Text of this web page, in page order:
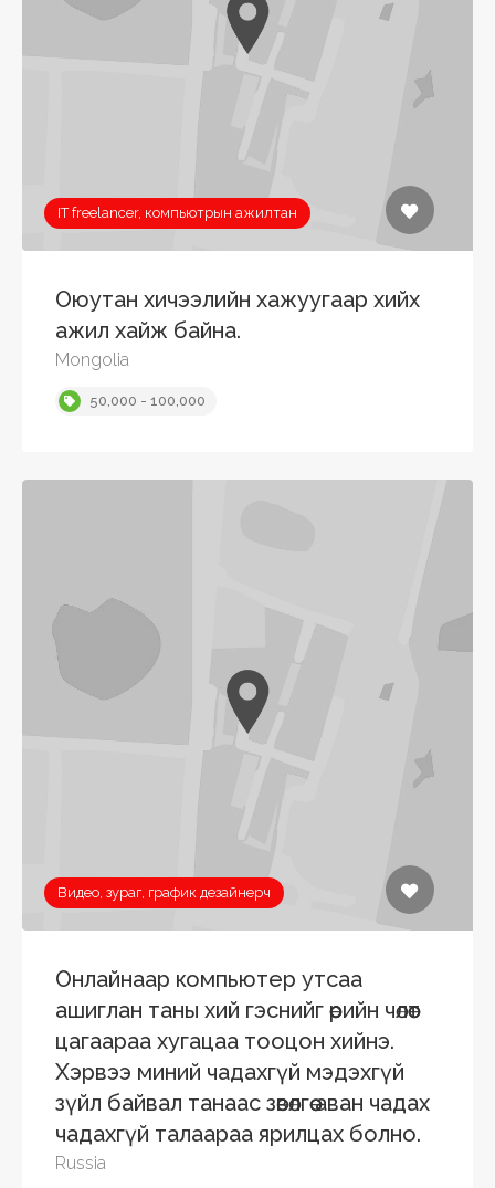
IT freelancer, компьютрын ажилтан
Оюутан хичээлийн хажуугаар хийх
ажил хайж байна.
Mongolia
50,000 - 100,000
Видео, зураг, график дезайнерч
Онлайнаар компьютер утсаа
ашиглан таны хий гэснийг өөрийн чөлөөт
цагаараа хугацаа тооцон хийнэ.
Хэрвээ миний чадахгүй мэдэхгүй
зүйл байвал танаас зөвөлгөө аван чадах
чадахгүй талаараа ярилцах болно.
Russia